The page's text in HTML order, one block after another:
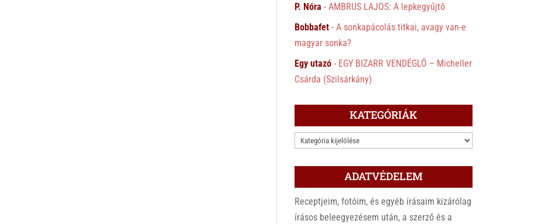
P. Nóra -AMBRUS LAJOS: A lepkegyűjtő
Bobbafet -A sonkapácolás titkai, avagy van-e
magyar sonka?
Egy utazó - EGY BIZARR VENDÉGLŐ – Micheller
Csárda (Szilsárkány)
KATEGÓRIÁK
KATEGÓRIÁK
ADATVÉDELEM
Receptjeim, fotóim, és egyéb írásaim kizárólag
írásos beleegyezésem után, a szerző és a